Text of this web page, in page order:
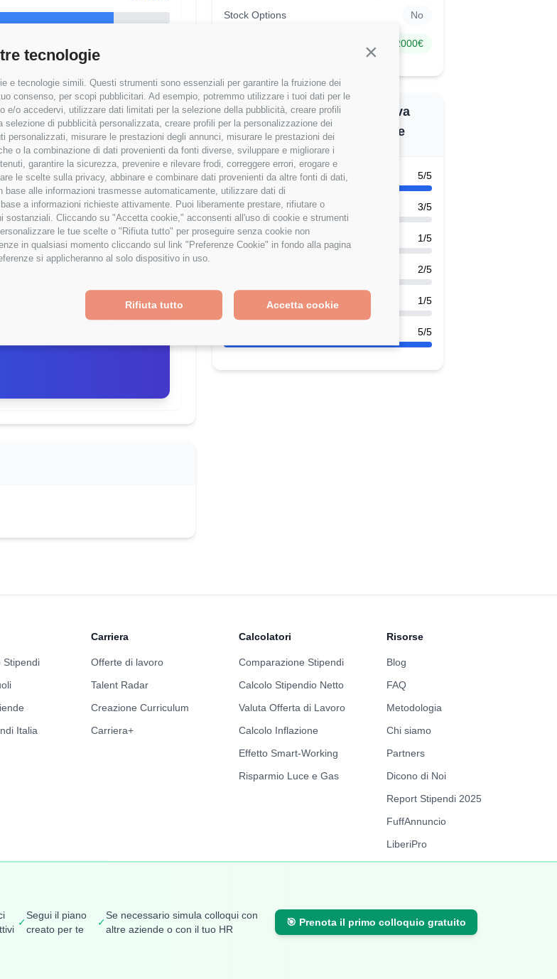
Continua senza accettare
tecnologie
e tecnologie simili. Questi strumenti sono essenziali per garantire la fruizione dei
consenso, per scopi pubblicitari. Ad esempio, potremmo utilizzare i tuoi dati per le
e/o accedervi, utilizzare dati limitati per la selezione della pubblicità, creare profili
di pubblicità personalizzata, creare profili per la personalizzazione dei
personalizzati, misurare le prestazioni degli annunci, misurare le prestazioni dei
o la combinazione di dati provenienti da fonti diverse, sviluppare e migliorare i
garantire la sicurezza, prevenire e rilevare frodi, correggere errori, erogare e
le scelte sulla privacy, abbinare e combinare dati provenienti da altre fonti di dati,
alle informazioni trasmesse automaticamente, utilizzare dati di
a informazioni richieste attivamente. Puoi liberamente prestare, rifiutare o
sostanziali. Cliccando su "Accetta cookie," acconsenti all'uso di cookie e strumenti
le tue scelte o "Rifiuta tutto" per proseguire senza cookie non
in qualsiasi momento cliccando sul link "Preferenze Cookie" in fondo alla pagina
si applicheranno al solo dispositivo in uso.
Accetta cookie
Rifiuta tutto
mercato con analisi
Stock Options No
2000€
Valutazione dettagliata Nuova
Tuccoli SRL di questo utente
Work-Life Balance 5/5
Crescita Professionale 3/5
Stack Tecnologico 1/5
2/5
Formazione 1/5
5/5
✓
Segui il piano
creato per te
✓
Se necessario simula colloqui con
altre aziende o con il tuo HR
🎯 Prenota il primo colloquio gratuito
Stipendi
Italia
Carriera
Offerte di lavoro
Talent Radar
Creazione Curriculum
Carriera+
Calcolatori
Comparazione Stipendi
Calcolo Stipendio Netto
Valuta Offerta di Lavoro
Calcolo Inflazione
Effetto Smart-Working
Risparmio Luce e Gas
Risorse
Blog
FAQ
Metodologia
Chi siamo
Partners
Dicono di Noi
Report Stipendi 2025
FuffAnnuncio
LiberiPro